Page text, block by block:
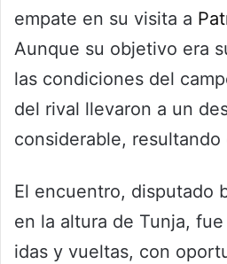
empate en su visita a
Aunque su objetivo era
las condiciones del
del rival llevaron a un
considerable,
El encuentro, disputado
en la altura de Tunja,
idas y vueltas, con